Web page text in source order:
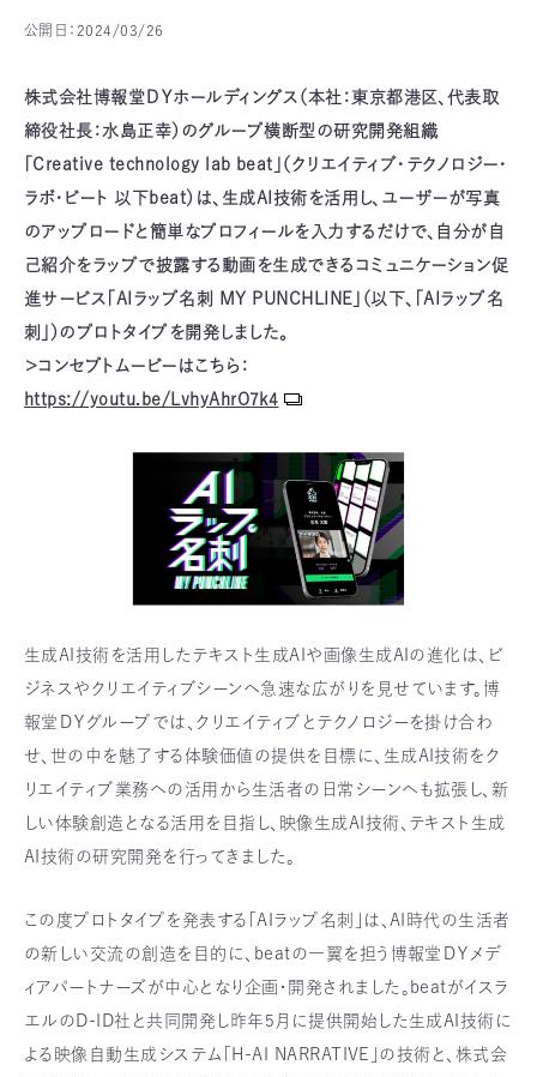
公開日： 2024/03/26
株式会社博報堂ＤＹホールディングス（本社：東京都港区、代表取
締役社⻑：⽔島正幸）のグループ横断型の研究開発組織
「Creative technology lab beat」（クリエイティブ・テクノロジー・
ラボ・ビート 以下beat）は、生成AI技術を活用し、ユーザーが写真
のアップロードと簡単なプロフィールを入力するだけで、自分が自
己紹介をラップで披露する動画を生成できるコミュニケーション促
進サービス「AIラップ名刺 MY PUNCHLINE」（以下、「AIラップ名
刺」）のプロトタイプを開発しました。
＞コンセプトムービーはこちら：
https://youtu.be/LvhyAhrO7k4
生成AI技術を活用したテキスト生成AIや画像生成AIの進化は、ビ
ジネスやクリエイティブシーンへ急速な広がりを見せています。博
報堂ＤＹグループでは、クリエイティブとテクノロジーを掛け合わ
せ、世の中を魅了する体験価値の提供を目標に、生成AI技術をク
リエイティブ業務への活用から生活者の日常シーンへも拡張し、新
しい体験創造となる活用を目指し、映像生成AI技術、テキスト生成
AI技術の研究開発を行ってきました。
この度プロトタイプを発表する「AIラップ名刺」は、AI時代の生活者
の新しい交流の創造を目的に、beatの一翼を担う博報堂ＤＹメデ
ィアパートナーズが中心となり企画・開発されました。beatがイスラ
エルのD-ID社と共同開発し昨年5月に提供開始した生成AI技術に
よる映像自動生成システム「H-AI NARRATIVE」の技術と、株式会